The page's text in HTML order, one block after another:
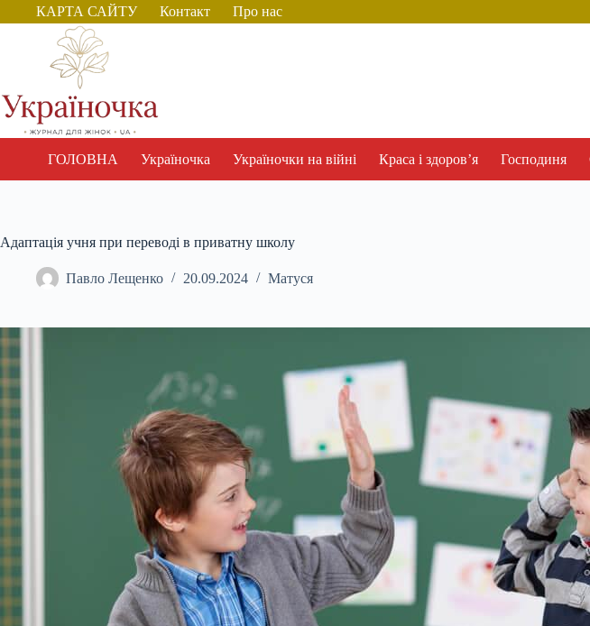
Перейти
до
КАРТА САЙТУ Контакт Про нас
ГОЛОВНА Україночка Україночки на війні Краса і здоров’я Господиня
Адаптація учня при переводі в приватну школу
Павло Лещенко 20.09.2024 Матуся